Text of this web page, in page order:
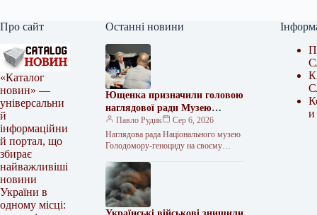
Про сайт
«Каталог
новин» —
універсальни
й
інформаційни
й портал, що
збирає
найважливіші
новини
України в
одному місці:
Останні новини
Ющенка призначили головою
наглядової ради Музею
Голодомору
Павло Рудик
Сер 6, 2026
Наглядова рада Національного музею
Голодомору-геноциду на своєму
склад та визначила основні напрями
подальшої роботи. Як передає…
и